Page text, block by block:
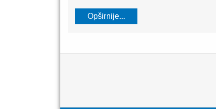
Opširnije...